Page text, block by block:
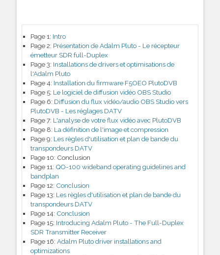
Page 1: Intro
Page 2: Présentation de Adalm Pluto - Le récepteur
émetteur SDR full-Duplex
Page 3: Installations de drivers et optimisations de
l'Adalm Pluto
Page 4: Installation du firmware F5OEO PlutoDVB
Page 5: Le logiciel de diffusion vidéo OBS Studio
Page 6: Diffusion du flux vidéo/audio OBS Studio vers
PlutoDVB - Les réglages DATV
Page 7: L'analyse de votre flux vidéo avec PlutoDVB
Page 8: La définition de l'image et compression
Page 9: Les règles d'utilisation et plan de bande du
transpondeurs DATV
Page 10: Conclusion
Page 11: QO-100 wideband operating guidelines and
bandplan
Page 12: Conclusion
Page 13: Les règles d'utilisation et plan de bande du
transpondeurs DATV
Page 14: Conclusion
Page 15: Introducing Adalm Pluto - The Full-Duplex
SDR Transmitter Receiver
Page 16: Adalm Pluto driver installations and
optimizations